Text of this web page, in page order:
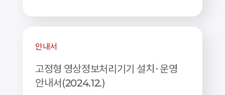
안내서
고정형 영상정보처리기기 설치·운영
안내서(2024.12.)